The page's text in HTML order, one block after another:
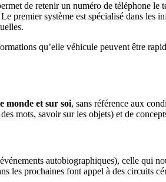
de retenir un numéro de téléphone
premier système est spécialisé dans
qu’elle véhicule peuvent être
monde et sur soi, sans référence aux
mots, savoir sur les objets) et de
autobiographiques), celle qui
les prochaines font appel à des circuits